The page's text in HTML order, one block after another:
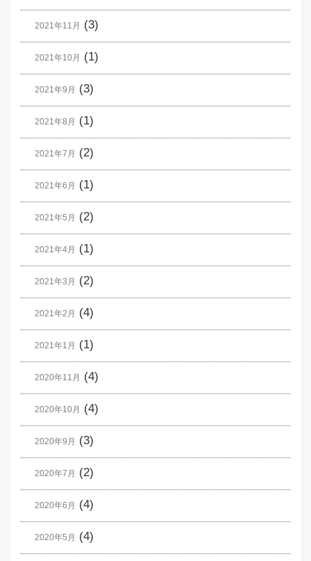
2021年11月 (3)
2021年10月 (1)
2021年9月 (3)
2021年8月 (1)
2021年7月 (2)
2021年6月 (1)
2021年5月 (2)
2021年4月 (1)
2021年3月 (2)
2021年2月 (4)
2021年1月 (1)
2020年11月 (4)
2020年10月 (4)
2020年9月 (3)
2020年7月 (2)
2020年6月 (4)
2020年5月 (4)